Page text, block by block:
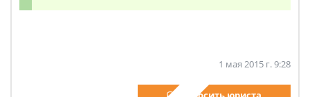
1 мая 2015 г. 9:28